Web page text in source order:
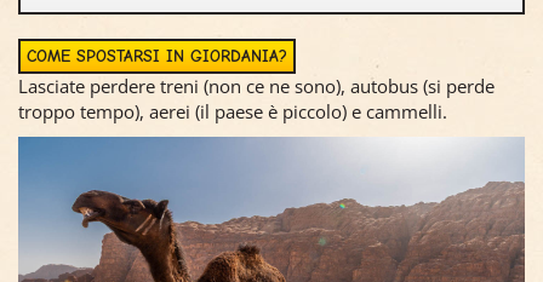
COME SPOSTARSI IN GIORDANIA?
Lasciate perdere treni (non ce ne sono), autobus (si perde
troppo tempo), aerei (il paese è piccolo) e cammelli.